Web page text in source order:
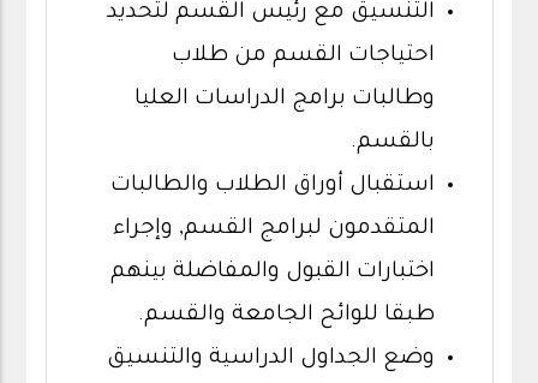
التنسيق مع رئيس القسم لتحديد
احتياجات القسم من طلاب
وطالبات برامج الدراسات العليا
بالقسم.
استقبال أوراق الطلاب والطالبات
المتقدمون لبرامج القسم, وإجراء
اختبارات القبول والمفاضلة بينهم
طبقا للوائح الجامعة والقسم.
وضع الجداول الدراسية والتنسيق